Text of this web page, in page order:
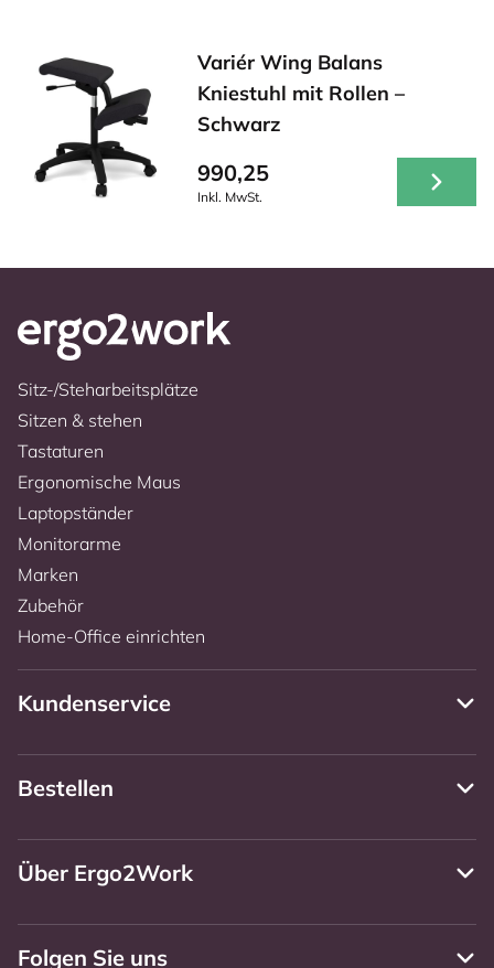
Variér Wing Balans
Kniestuhl mit Rollen –
Schwarz
990,25
Inkl. MwSt.
Sitz-/Steharbeitsplätze
Sitzen & stehen
Tastaturen
Ergonomische Maus
Laptopständer
Monitorarme
Marken
Zubehör
Home-Office einrichten
Kundenservice
Bestellen
Über Ergo2Work
Folgen Sie uns